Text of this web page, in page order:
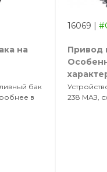
на
бак
в
16069 |
Привод
238 МАЗ,